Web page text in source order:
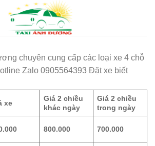
chuyên cung cấp các loại xe 4 chỗ
Zalo 0905564393 Đặt xe biết
xe
Giá 2 chiều
khác ngày
Giá 2 chiều
trong ngày
800.000 700.000